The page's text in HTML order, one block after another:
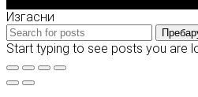
Изгасни
Start typing to see posts you are